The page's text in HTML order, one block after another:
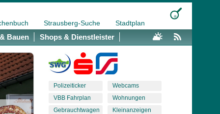
Strausberg-Suche Stadtplan
Bauen Shops & Dienstleister
Polizeiticker
VBB Fahrplan
Gebrauchtwagen
Webcams
Wohnungen
Kleinanzeigen